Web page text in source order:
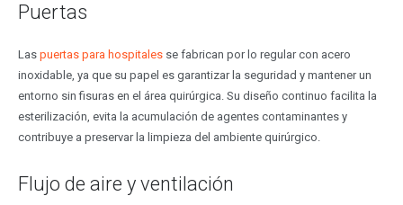
Puertas
Las puertas para hospitalesse fabrican por lo regular con acero
inoxidable, ya que su papel es garantizar la seguridad y mantener un
entorno sin fisuras en el área quirúrgica. Su diseño continuo facilita la
esterilización, evita la acumulación de agentes contaminantes y
contribuye a preservar la limpieza del ambiente quirúrgico.
Flujo de aire y ventilación